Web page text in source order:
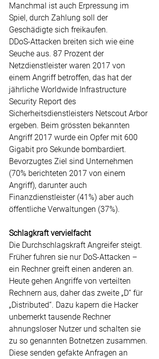
Manchmal ist auch Erpressung im
Spiel, durch Zahlung soll der
Geschädigte sich freikaufen.
DDoS-Attacken breiten sich wie eine
Seuche aus. 87 Prozent der
Netzdienstleister waren 2017 von
einem Angriff betroffen, das hat der
jährliche Worldwide Infrastructure
Security Report des
Sicherheitsdienstleisters Netscout Arbor
ergeben. Beim grössten bekannten
Angriff 2017 wurde ein Opfer mit 600
Gigabit pro Sekunde bombardiert.
Bevorzugtes Ziel sind Unternehmen
(70% berichteten 2017 von einem
Angriff), darunter auch
Finanzdienstleister (41%) aber auch
öffentliche Verwaltungen (37%).
Schlagkraft vervielfacht
Die Durchschlagskraft Angreifer steigt.
Früher fuhren sie nur DoS-Attacken –
ein Rechner greift einen anderen an.
Heute gehen Angriffe von verteilten
Rechnern aus, daher das zweite „D“ für
„Distributed“. Dazu kapern die Hacker
unbemerkt tausende Rechner
ahnungsloser Nutzer und schalten sie
zu so genannten Botnetzen zusammen.
Diese senden gefakte Anfragen an